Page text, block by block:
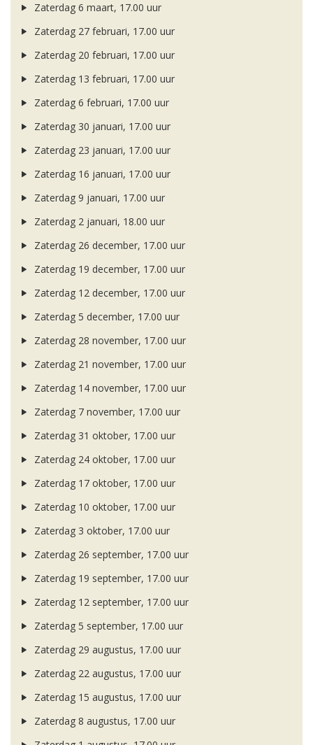
Zaterdag 6 maart, 17.00 uur
Zaterdag 27 februari, 17.00 uur
Zaterdag 20 februari, 17.00 uur
Zaterdag 13 februari, 17.00 uur
Zaterdag 6 februari, 17.00 uur
Zaterdag 30 januari, 17.00 uur
Zaterdag 23 januari, 17.00 uur
Zaterdag 16 januari, 17.00 uur
Zaterdag 9 januari, 17.00 uur
Zaterdag 2 januari, 18.00 uur
Zaterdag 26 december, 17.00 uur
Zaterdag 19 december, 17.00 uur
Zaterdag 12 december, 17.00 uur
Zaterdag 5 december, 17.00 uur
Zaterdag 28 november, 17.00 uur
Zaterdag 21 november, 17.00 uur
Zaterdag 14 november, 17.00 uur
Zaterdag 7 november, 17.00 uur
Zaterdag 31 oktober, 17.00 uur
Zaterdag 24 oktober, 17.00 uur
Zaterdag 17 oktober, 17.00 uur
Zaterdag 10 oktober, 17.00 uur
Zaterdag 3 oktober, 17.00 uur
Zaterdag 26 september, 17.00 uur
Zaterdag 19 september, 17.00 uur
Zaterdag 12 september, 17.00 uur
Zaterdag 5 september, 17.00 uur
Zaterdag 29 augustus, 17.00 uur
Zaterdag 22 augustus, 17.00 uur
Zaterdag 15 augustus, 17.00 uur
Zaterdag 8 augustus, 17.00 uur